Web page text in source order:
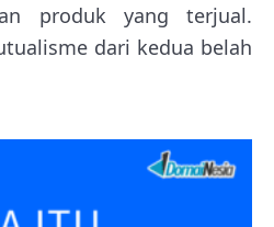
produk yang terjual.
dari kedua belah